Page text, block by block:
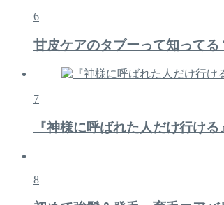
6
甘皮ケアのタブーって知ってる
7
『神様に呼ばれた人だけ行け
8